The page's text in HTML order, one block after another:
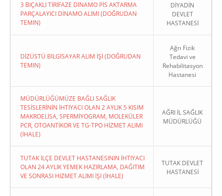
3 BIÇAKLI TİRİFAZE DİNAMO PİS AKTARMA
PARÇALAYICI DİNAMO ALIMI (DOĞRUDAN
TEMIN)
DİYADİN
DEVLET
HASTANESİ
DİZÜSTÜ BİLGİSAYAR ALIM İŞİ (DOĞRUDAN
TEMIN)
Ağrı Fizik
Tedavi ve
Rehabilitasyon
Hastanesi
MÜDÜRLÜĞÜMÜZE BAĞLI SAĞLIK
TESİSLERİNİN İHTİYACI OLAN 2 AYLIK 5 KISIM
MAKROELİSA, SPERMİYOGRAM, MOLEKÜLER
PCR, OTOANTİKOR VE TG-TPO HİZMET ALIMI
(İHALE)
AĞRI İL SAĞLIK
MÜDÜRLÜĞÜ
TUTAK İLÇE DEVLET HASTANESININ İHTIYACI
OLAN 24 AYLIK YEMEK HAZIRLAMA, DAĞITIM
VE SONRASI HIZMET ALIMI İŞI (İHALE)
TUTAK DEVLET
HASTANESİ